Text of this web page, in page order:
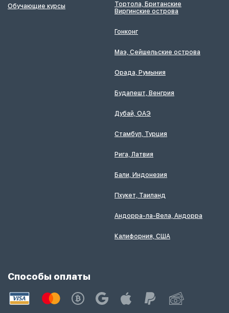
Обучающие курсы
Тортола, Британские
Виргинские острова
Гонконг
Маэ, Сейшельские острова
Орада, Румыния
Будапешт, Венгрия
Дубай, ОАЭ
Стамбул, Турция
Рига, Латвия
Бали, Индонезия
Пхукет, Таиланд
Андорра-ла-Вела, Андорра
Калифорния, США
Способы оплаты